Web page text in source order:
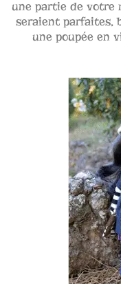
une partie de votre
seraient parfaites,
une poupée en